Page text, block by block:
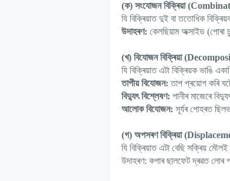
(ক) সংযোজন বিক্ৰিয়া (
যি বিক্ৰিয়াত দুই বা ততোধিক
উদাহৰণ: কেলছিয়াম অক্সাইড (পোৰা
(খ) বিযোজন বিক্ৰিয়া (
যি বিক্ৰিয়াত এটা বিক্ৰিয়ক ভাঙি
তাপীয় বিযোজন: তাপ প্ৰয়োগ কৰি
বিদ্যুৎ বিশ্লেষণ: পানীৰ মাজেৰে
আলোক বিযোজন: সূৰ্যৰ পোহৰত
(গ) অপসৰণ বিক্ৰিয়া (
যি বিক্ৰিয়াত এটা বেছি সক্ৰিয়
উদাহৰণ: কপাৰ ছালফেট দ্ৰৱত লোৰ